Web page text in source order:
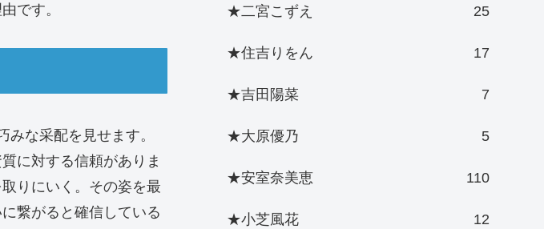
です。
な采配を見せます。
に対する信頼がありま
りにいく。その姿を最
繋がると確信している
★二宮こずえ 25
★住吉りをん 17
★吉田陽菜 7
★大原優乃 5
★安室奈美恵 110
★小芝風花 12